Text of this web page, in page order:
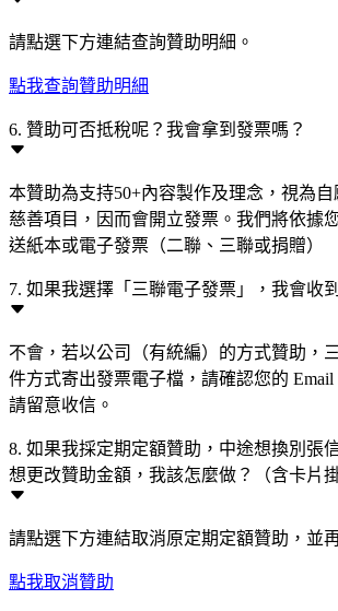
請點選下方連結查詢贊助明細。
點我查詢贊助明細
6. 贊助可否抵稅呢？我會拿到發票嗎？
本贊助為支持50+內容製作及理念，視為
慈善項目，因而會開立發票。我們將依據
送紙本或電子發票（二聯、三聯或捐贈）
7. 如果我選擇「三聯電子發票」，我會收
不會，若以公司（有統編）的方式贊助，
件方式寄出發票電子檔，請確認您的
請留意收信。
8. 如果我採定期定額贊助，中途想換別張
想更改贊助金額，我該怎麼做？（含卡片
請點選下方連結取消原定期定額贊助，並
點我取消贊助